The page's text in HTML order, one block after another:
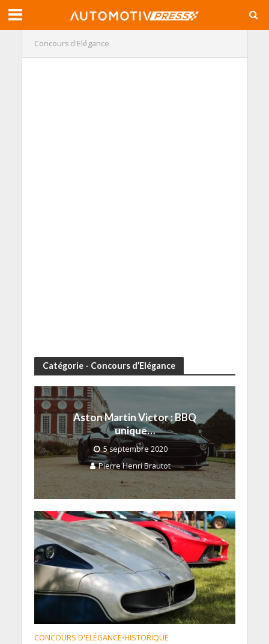
Concours d'Elégance
Catégorie - Concours d’Elégance
Aston Martin Victor : BBQ
unique…
5 septembre 2020
Pierre Henri Brautot
CONCOURS D'ELÉGANCE•HISTORIQUE